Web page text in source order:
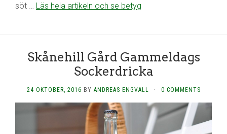
söt … Läs hela artikeln och se betyg
Skånehill Gård Gammeldags
Sockerdricka
24 OKTOBER, 2016 BY ANDREAS ENGVALL · 0 COMMENTS